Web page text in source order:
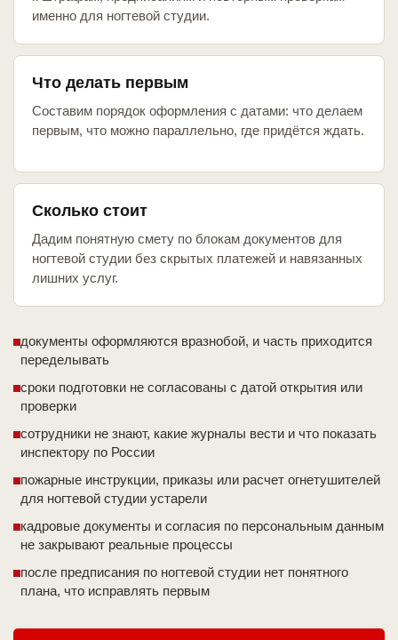
именно для ногтевой студии.
Что делать первым
Составим порядок оформления с датами: что делаем
первым, что можно параллельно, где придётся ждать.
Сколько стоит
Дадим понятную смету по блокам документов для
ногтевой студии без скрытых платежей и навязанных
лишних услуг.
документы оформляются вразнобой, и часть приходится
переделывать
сроки подготовки не согласованы с датой открытия или
проверки
сотрудники не знают, какие журналы вести и что показать
инспектору по России
пожарные инструкции, приказы или расчет огнетушителей
для ногтевой студии устарели
кадровые документы и согласия по персональным данным
не закрывают реальные процессы
после предписания по ногтевой студии нет понятного
плана, что исправлять первым